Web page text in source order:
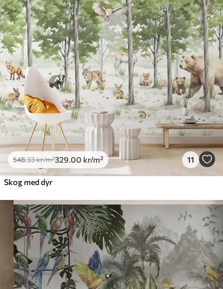
548.33kr/m²329 .00 kr/m² 11
Skog med dyr